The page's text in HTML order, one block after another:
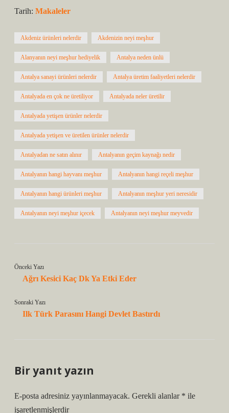
Tarih: Makaleler
Akdeniz ürünleri nelerdir Akdenizin neyi meşhur
Alanyanın neyi meşhur hediyelik Antalya neden ünlü
Antalya sanayi ürünleri nelerdir Antalya üretim faaliyetleri nelerdir
Antalyada en çok ne üretiliyor Antalyada neler üretilir
Antalyada yetişen ürünler nelerdir
Antalyada yetişen ve üretilen ürünler nelerdir
Antalyadan ne satın alınır Antalyanın geçim kaynağı nedir
Antalyanın hangi hayvanı meşhur Antalyanın hangi reçeli meşhur
Antalyanın hangi ürünleri meşhur Antalyanın meşhur yeri neresidir
Antalyanın neyi meşhur içecek Antalyanın neyi meşhur meyvedir
Önceki Yazı
Ağrı Kesici Kaç Dk Ya Etki Eder
Sonraki Yazı
Ilk Türk Parasını Hangi Devlet Bastırdı
Bir yanıt yazın
E-posta adresiniz yayınlanmayacak. Gerekli alanlar * ile
işaretlenmişlerdir